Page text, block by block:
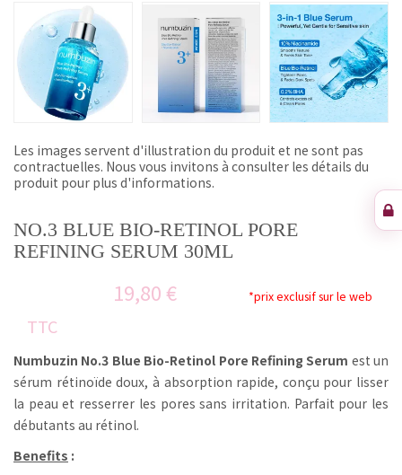
Les images servent d'illustration du produit et ne sont pas
contractuelles. Nous vous invitons à consulter les détails du
produit pour plus d'informations.
NO.3 BLUE BIO-RETINOL PORE
REFINING SERUM 30ML
19,80 € *prix exclusif sur le web
TTC
Numbuzin No.3 Blue Bio-Retinol Pore Refining Serum est un
sérum rétinoïde doux, à absorption rapide, conçu pour lisser
la peau et resserrer les pores sans irritation. Parfait pour les
débutants au rétinol.
Benefits :